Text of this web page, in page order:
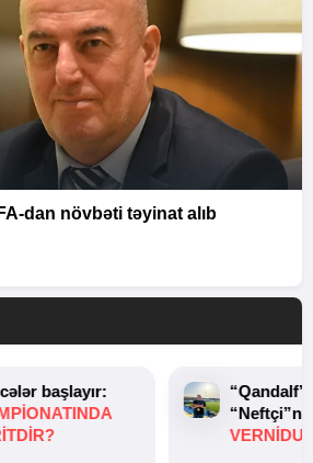
dan növbəti təyinat alıb
başlayır: